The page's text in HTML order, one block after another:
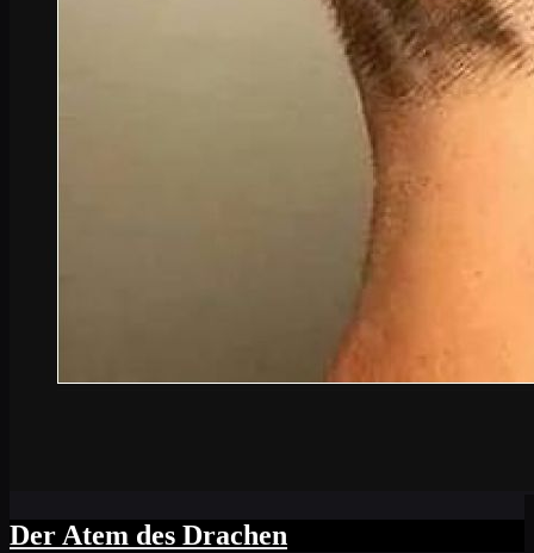
Der Atem des Drachen